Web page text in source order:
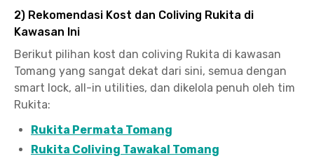
2) Rekomendasi Kost dan Coliving Rukita di
Kawasan Ini
Berikut pilihan kost dan coliving Rukita di kawasan
Tomang yang sangat dekat dari sini, semua dengan
smart lock, all-in utilities, dan dikelola penuh oleh tim
Rukita:
Rukita Permata Tomang
Rukita Coliving Tawakal Tomang